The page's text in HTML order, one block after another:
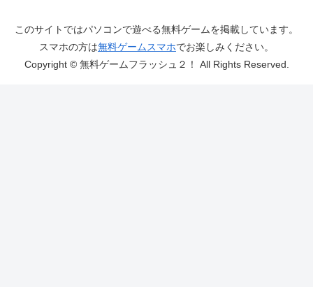
このサイトではパソコンで遊べる無料ゲームを掲載しています。
スマホの方は無料ゲームスマホでお楽しみください。
Copyright © 無料ゲームフラッシュ２！ All Rights Reserved.